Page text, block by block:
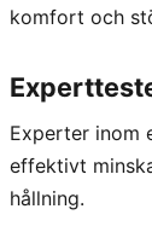
komfort och
Experter inom
effektivt
hållning.